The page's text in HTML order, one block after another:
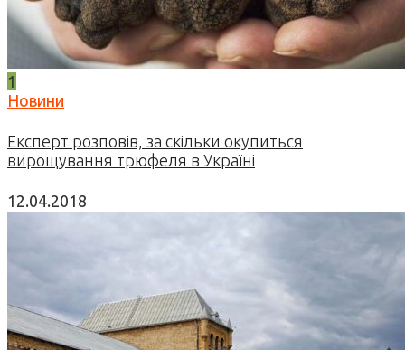
1
Новини
Експерт розповів, за скільки окупиться
вирощування трюфеля в Україні
12.04.2018